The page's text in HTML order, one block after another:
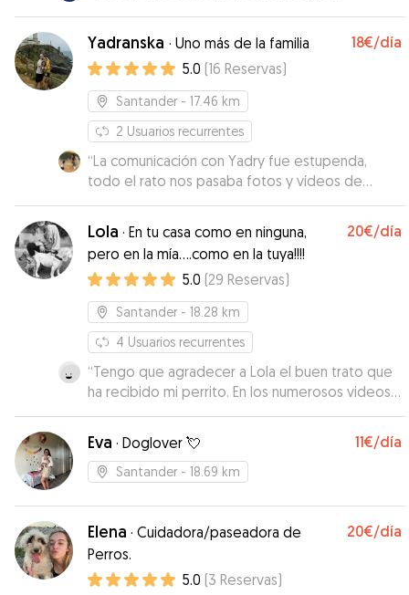
Yadranska · Uno más de la familia 18€/día
5.0 (16 Reservas)
Santander - 17.46 km
2 Usuarios recurrentes
“La comunicación con Yadry fue estupenda,
todo el rato nos pasaba fotos y vídeos de
Weasley y se le veía muy bien. Si algún día
vuelvo a necesitar que alguien se quede con él,
no dudaría en volver a escribirles a ella y a su
pareja 😊”
Lola · En tu casa como en ninguna,
pero en la mía....como en la tuya!!!!
20€/día
5.0 (29 Reservas)
Santander - 18.28 km
4 Usuarios recurrentes
“Tengo que agradecer a Lola el buen trato que
ha recibido mi perrito. En los numerosos videos
que me ha ido mandando durante mi ausencia,
he podido comprobar cómo éste se
encontraba feliz acompañado por otra
compañía perruna que le ha hecho mi ausencia
sucesivas ocasiones. Muchas gracias, Lola.”
Eva · Doglover 💘 11€/día
Santander - 18.69 km
Elena · Cuidadora/paseadora de
Perros.
20€/día
5.0 (3 Reservas)